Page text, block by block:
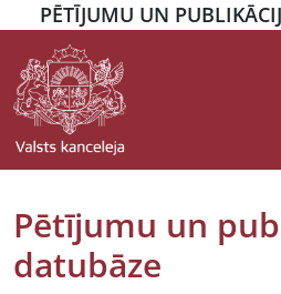
PĒTĪJUMU UN
Pētījumu un
datubāze